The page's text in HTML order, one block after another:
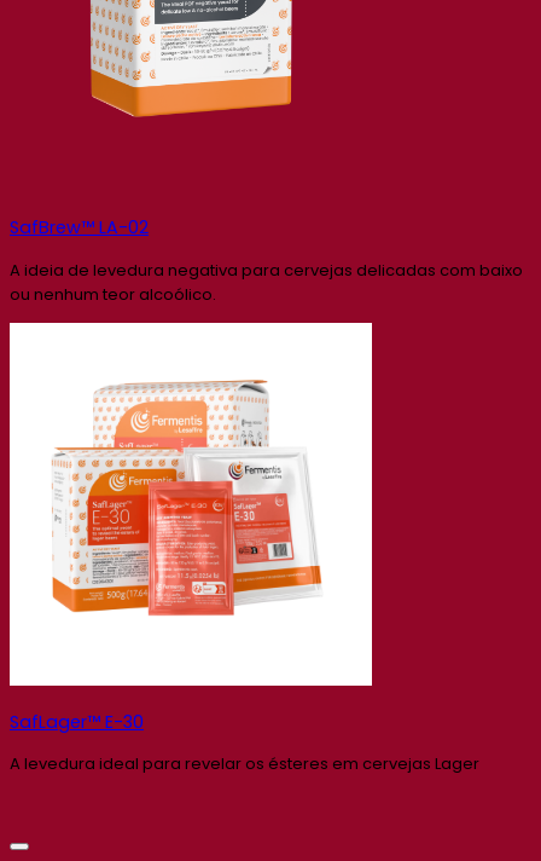
SafBrew™ LA-02
A ideia de levedura negativa para cervejas delicadas com baixo
ou nenhum teor alcoólico.
SafLager™ E-30
A levedura ideal para revelar os ésteres em cervejas Lager